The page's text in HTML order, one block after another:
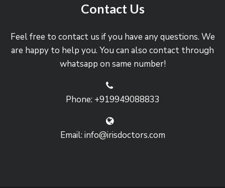
Contact Us
Feel free to contact us if you have any questions. We
are happy to help you. You can also contact through
whatsapp on same number!
Phone: +919949088833
Email: info@irisdoctors.com